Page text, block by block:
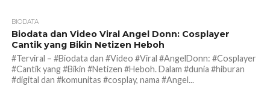
BIODATA
Biodata dan Video Viral Angel Donn: Cosplayer
Cantik yang Bikin Netizen Heboh
#Terviral – #Biodata dan #Video #Viral #AngelDonn: #Cosplayer
#Cantik yang #Bikin #Netizen #Heboh. Dalam #dunia #hiburan
#digital dan #komunitas #cosplay, nama #Angel...